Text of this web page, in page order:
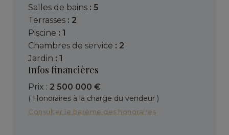
salles de bains : 5
terrasses : 2
piscine : 1
chambres de service : 2
jardin : 1
Infos financières
Prix : 2 500 000 €
( Honoraires à la charge du vendeur )
Consulter le barème des honoraires